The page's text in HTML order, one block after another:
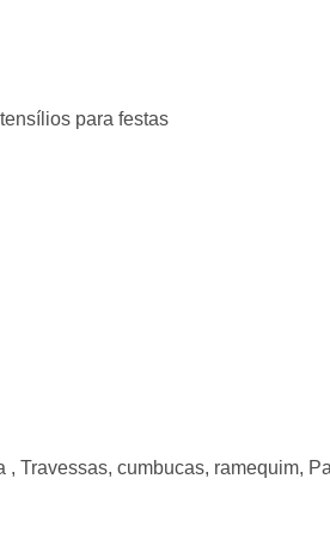
para festas
Travessas, cumbucas, ramequim,